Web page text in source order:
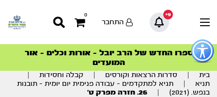
כפתור
לפתיחת
תפריט
9+
0
התחבר
סדרות הפודקאסטים
הסדרה המובילה החודש – דרך המלך
ספרו החדש של הרב יובל – אורות וכלים – אור
המועדים
הצטרפו למהפכת הבריאות הטבעית >
סדרות הפודקאסטים
הסדרה המובילה החודש – דרך המלך
תוכן
מרכזי
בית סדרות הרצאות וקורסים קבלה וחסידות
תניא
תניא למתקדמים – עבודה פנימית יום יומית – תובנות
בנפש. (2021)
26. חזרה מפרק ט’